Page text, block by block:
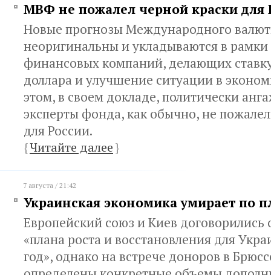
МВФ не пожалел черной краски для
Новые прогнозы Международного
неоригинальны и укладываются в
финансовых компаний, делающих
доллара и улучшение ситуации в
этом, в своем докладе, политически
эксперты фонда, как обычно, не
для России.
{Читайте далее}
7 августа / 21:42
Украинская экономика умирает по
Европейский союз и Киев договорились
«плана роста и восстановления для
год», однако на встрече доноров в